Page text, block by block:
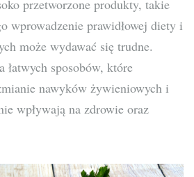
przetworzone produkty, takie
wprowadzenie prawidłowej diety i
może wydawać się trudne.
sposobów, które
nawyków żywieniowych i
wpływają na zdrowie oraz